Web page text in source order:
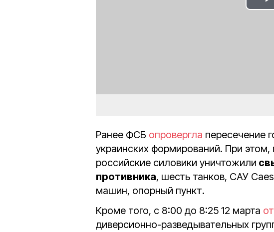
Ранее ФСБ опровергла пересечение
украинских формирований. При
российские силовики уничтожили
противника, шесть танков, САУ
машин, опорный пункт.
Кроме того, с 8:00 до 8:25 12 марта
диверсионно-разведывательных